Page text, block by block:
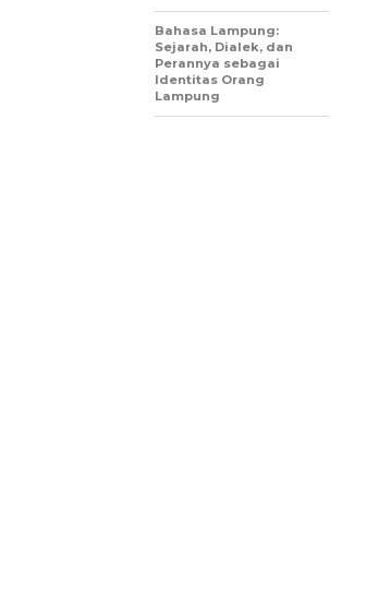
Bahasa Lampung:
Sejarah, Dialek, dan
Perannya sebagai
Identitas Orang
Lampung